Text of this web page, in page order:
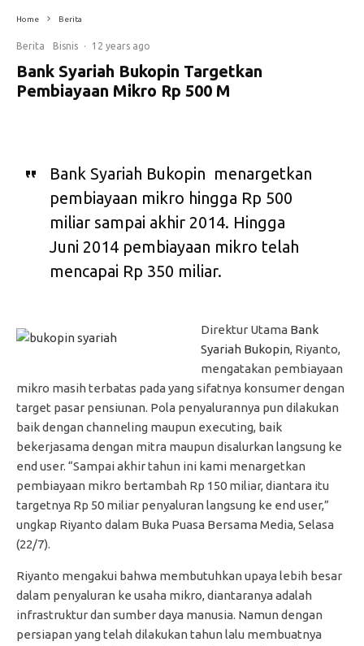
Home Berita
Berita Bisnis · 12 years ago
Bank Syariah Bukopin Targetkan
Pembiayaan Mikro Rp 500 M
Bank Syariah Bukopin menargetkan
pembiayaan mikro hingga Rp 500
miliar sampai akhir 2014. Hingga
Juni 2014 pembiayaan mikro telah
mencapai Rp 350 miliar.
Direktur Utama Bank
Syariah Bukopin, Riyanto,
mengatakan pembiayaan
mikro masih terbatas pada yang sifatnya konsumer dengan
target pasar pensiunan. Pola penyalurannya pun dilakukan
baik dengan channeling maupun executing, baik
bekerjasama dengan mitra maupun disalurkan langsung ke
end user. “Sampai akhir tahun ini kami menargetkan
pembiayaan mikro bertambah Rp 150 miliar, diantara itu
targetnya Rp 50 miliar penyaluran langsung ke end user,”
ungkap Riyanto dalam Buka Puasa Bersama Media, Selasa
(22/7).
Riyanto mengakui bahwa membutuhkan upaya lebih besar
dalam penyaluran ke usaha mikro, diantaranya adalah
infrastruktur dan sumber daya manusia. Namun dengan
persiapan yang telah dilakukan tahun lalu membuatnya